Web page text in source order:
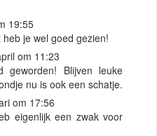
19:55
je wel goed gezien!
om 11:23
Blijven leuke
nu is ook een schatje.
om 17:56
eigenlijk een zwak voor